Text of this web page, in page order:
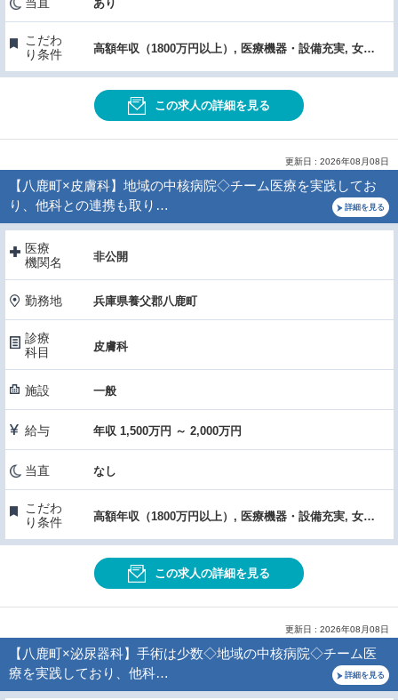
あり
こだわ
り条件
高額年収（1800万円以上）, 医療機器・設備充実, 女性医師におすすめ, 60歳以上OK
この求人の詳細を見る
更新日 : 2026年08月08日
【八鹿町×皮膚科】地域の中核病院◇チーム医療を実践してお
り、他科との連携も取り…
詳細を見る
医療
機関名
非公開
勤務地 兵庫県養父郡八鹿町
診療
科目
皮膚科
施設 一般
給与 年収 1,500万円 ～ 2,000万円
当直 なし
こだわ
り条件
高額年収（1800万円以上）, 医療機器・設備充実, 女性医師におすすめ, 60歳以上OK
この求人の詳細を見る
更新日 : 2026年08月08日
【八鹿町×泌尿器科】手術は少数◇地域の中核病院◇チーム医
療を実践しており、他科…
詳細を見る